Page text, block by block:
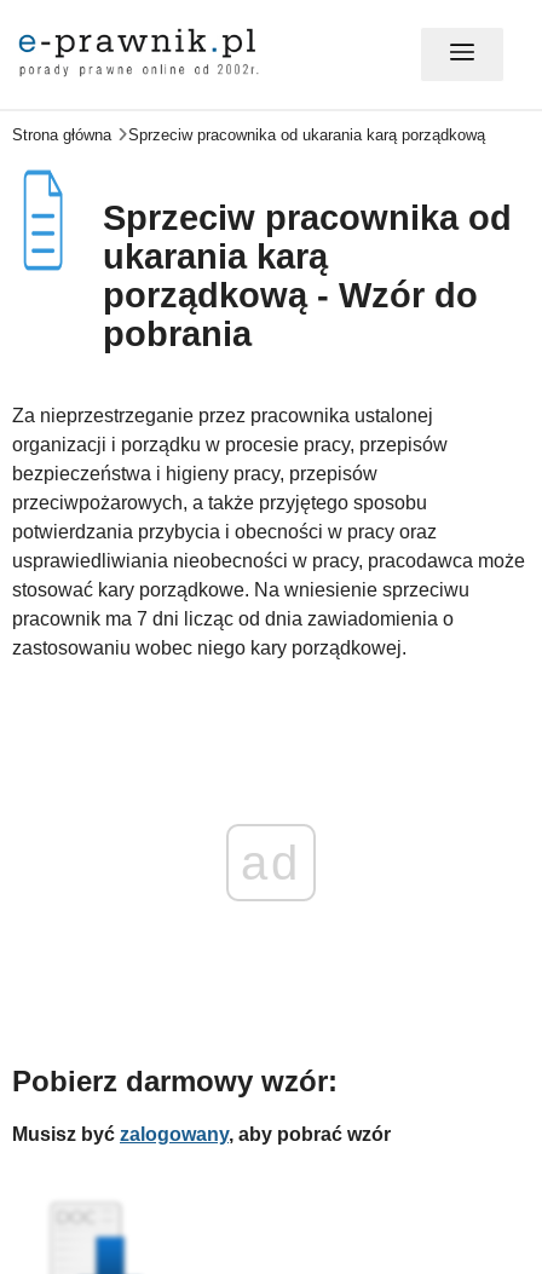
MÓJ E-PRAWNIK - LOGOWANIE
PORADY PRAWNE ONLINE
PRAWO NA CO DZIEŃ
PRAWO W BIZNESIE
ZMIANY W PRAWIE
WZORY DOKUMENTÓW
Strona główna Sprzeciw pracownika od ukarania karą porządkową
Sprzeciw pracownika od
ukarania karą
porządkową - Wzór do
pobrania
Za nieprzestrzeganie przez pracownika ustalonej
organizacji i porządku w procesie pracy, przepisów
bezpieczeństwa i higieny pracy, przepisów
przeciwpożarowych, a także przyjętego sposobu
potwierdzania przybycia i obecności w pracy oraz
usprawiedliwiania nieobecności w pracy, pracodawca może
stosować kary porządkowe. Na wniesienie sprzeciwu
pracownik ma 7 dni licząc od dnia zawiadomienia o
zastosowaniu wobec niego kary porządkowej.
ad
Pobierz darmowy wzór:
Musisz być zalogowany, aby pobrać wzór